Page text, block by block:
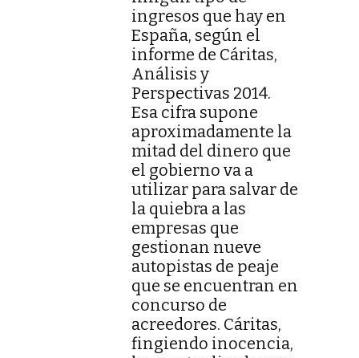
ingresos que hay en
España, según el
informe de Cáritas,
Análisis y
Perspectivas 2014.
Esa cifra supone
aproximadamente la
mitad del dinero que
el gobierno va a
utilizar para salvar de
la quiebra a las
empresas que
gestionan nueve
autopistas de peaje
que se encuentran en
concurso de
acreedores. Cáritas,
fingiendo inocencia,